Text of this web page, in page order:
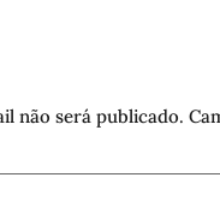
não será publicado.